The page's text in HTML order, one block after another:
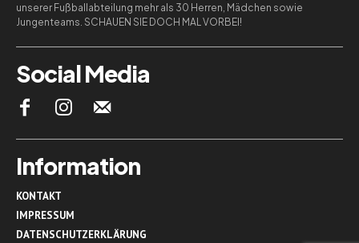
unserer Fußballabteilung mehr als 30 Herren, Mädchen sowie
Jungenteams. SCHAUEN SIE DOCH MAL VORBEI!
Social Media
Information
KONTAKT
IMPRESSUM
DATENSCHUTZERKLÄRUNG